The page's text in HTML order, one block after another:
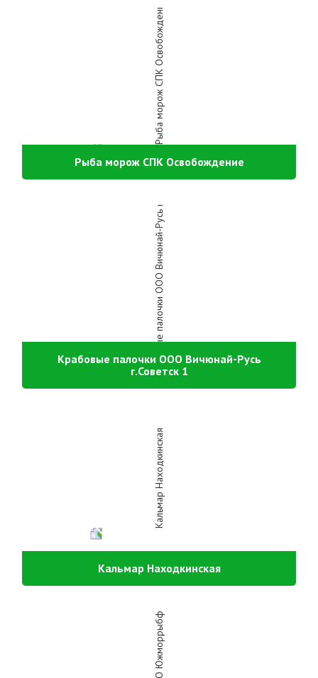
Рыба морож СПК Освобождение
Крабовые палочки ООО Вичюнай-Русь
г.Советск 1
Кальмар Находкинская